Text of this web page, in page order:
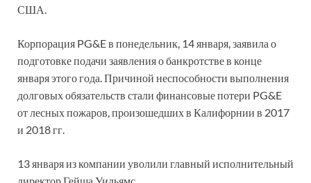
США.
Корпорация PG&E в понедельник, 14 января, заявила о
подготовке подачи заявления о банкротстве в конце
января этого года. Причиной неспособности выполнения
долговых обязательств стали финансовые потери PG&E
от лесных пожаров, произошедших в Калифорнии в 2017
и 2018 гг.
13 января из компании уволили главный исполнительный